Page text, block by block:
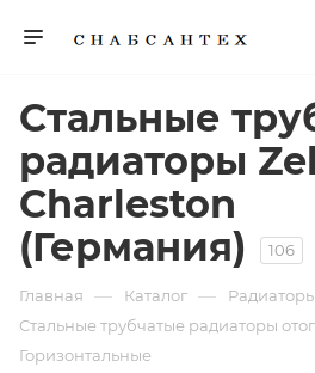
Стальные
радиаторы
Charleston
(Германия)
106
Главная — Каталог —
Стальные трубчатые радиаторы
Горизонтальные